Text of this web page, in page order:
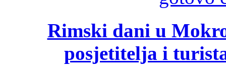
Rimski dani u
posjetitelja i